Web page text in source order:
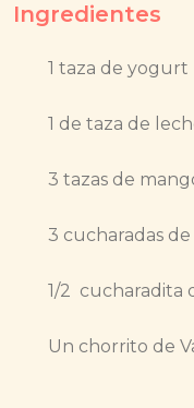
Ingredientes
1 taza de
1 de taza de
3 tazas de
3 cucharadas
1/2 cucharadita
Un chorrito de